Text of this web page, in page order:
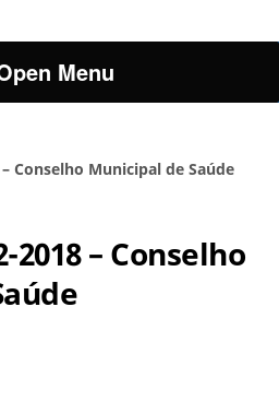
Menu
Conselho Municipal de Saúde
– Conselho